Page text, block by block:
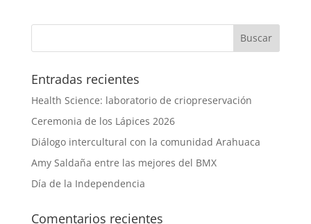
Entradas recientes
Health Science: laboratorio de criopreservación
Ceremonia de los Lápices 2026
Diálogo intercultural con la comunidad Arahuaca
Amy Saldaña entre las mejores del BMX
Día de la Independencia
Comentarios recientes